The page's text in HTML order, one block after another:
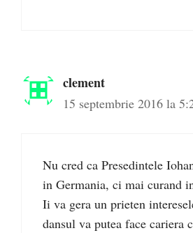
clement
15 septembrie 2016 la
Nu cred ca Presedintele
in Germania, ci mai curand
Ii va gera un prieten
dansul va putea face cariera